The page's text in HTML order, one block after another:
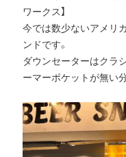
ワークス】
今では数少ないアメリ
ンドです。
ダウンセーターはクラ
ーマーポケットが無い